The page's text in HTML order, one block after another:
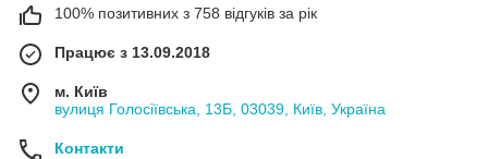
100% позитивних з 758 відгуків за рік
Працює з 13.09.2018
м. Київ
вулиця Голосіївська, 13Б, 03039, Київ, Україна
Контакти